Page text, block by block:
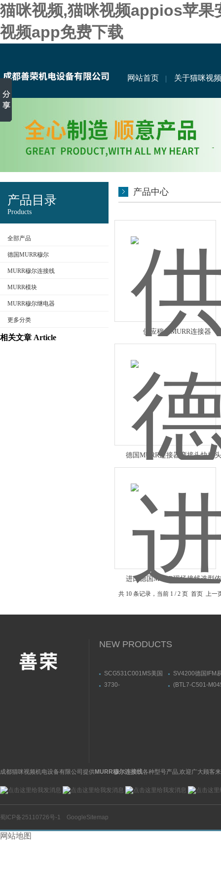
猫咪视频,猫咪视频appios苹果
视频app免费下载
网站首页 关于猫咪视频
产品目录
Products
全部产品
德国MURR穆尔
MURR穆尔连接线
MURR模块
MURR穆尔继电器
更多分类
相关文章 Article
产品中心
供应穆尔MURR连接器
德国MURR连接器弯接头快插
进口德国MURR现场接线选型
共 10 条记录，当前 1 / 2 页 首页 上
NEW PRODUCTS
SCG531C001MS美国
ASCO阿斯卡电磁阀有货
SV4200德国IFM
流量传感器带显
3730-
(BTL7-C501-
成都猫咪视频机电设备有限公司提供MURR穆尔连接线各种型号产品,欢迎广大顾客
蜀ICP备25110726号-1 GoogleSitemap
网站地图